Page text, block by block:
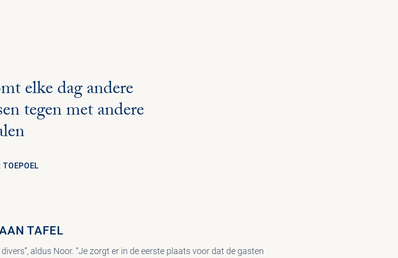
elke dag andere
tegen met andere
TOEPOEL
TAFEL
aldus Noor. “Je zorgt er in de eerste plaats voor dat de gasten